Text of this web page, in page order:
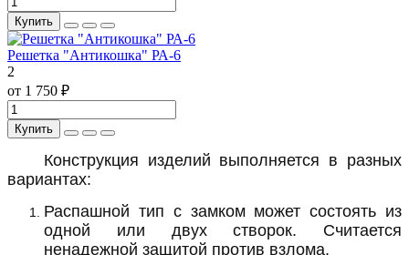
Купить
Решетка "Антикошка" РА-6
2
от 1 750 ₽
Купить
Конструкция изделий выполняется в разных
вариантах:
Распашной тип с замком может состоять из
одной или двух створок. Считается
ненадежной защитой против взлома.